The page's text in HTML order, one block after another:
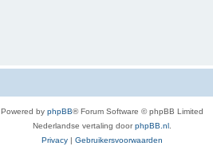
Powered by phpBB® Forum Software © phpBB Limited
Nederlandse vertaling doorphpBB.nl
Privacy | Gebruikersvoorwaarden